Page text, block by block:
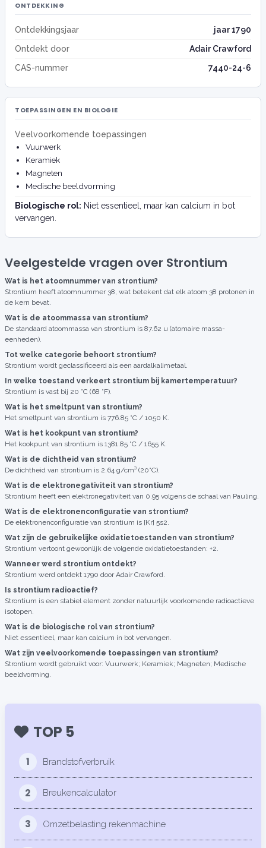
ONTDEKKING
Ontdekkingsjaar
jaar 1790
Ontdekt door
Adair Crawford
CAS-nummer
7440-24-6
TOEPASSINGEN EN BIOLOGIE
Veelvoorkomende toepassingen
Vuurwerk
Keramiek
Magneten
Medische beeldvorming
Biologische rol: Niet essentieel, maar kan calcium in bot
vervangen.
Veelgestelde vragen over Strontium
Wat is het atoomnummer van strontium?
Strontium heeft atoomnummer 38, wat betekent dat elk atoom 38 protonen in
de kern bevat.
Wat is de atoommassa van strontium?
De standaard atoommassa van strontium is 87.62 u (atomaire massa-
eenheden).
Tot welke categorie behoort strontium?
Strontium wordt geclassificeerd als een aardalkalimetaal.
In welke toestand verkeert strontium bij kamertemperatuur?
Strontium is vast bij 20 °C (68 °F).
Wat is het smeltpunt van strontium?
Het smeltpunt van strontium is 776.85 °C / 1050 K.
Wat is het kookpunt van strontium?
Het kookpunt van strontium is 1381.85 °C / 1655 K.
Wat is de dichtheid van strontium?
De dichtheid van strontium is 2.64 g/cm³ (20°C).
Wat is de elektronegativiteit van strontium?
Strontium heeft een elektronegativiteit van 0.95 volgens de schaal van Pauling.
Wat is de elektronenconfiguratie van strontium?
De elektronenconfiguratie van strontium is [Kr] 5s2.
Wat zijn de gebruikelijke oxidatietoestanden van strontium?
Strontium vertoont gewoonlijk de volgende oxidatietoestanden: +2.
Wanneer werd strontium ontdekt?
Strontium werd ontdekt 1790 door Adair Crawford.
Is strontium radioactief?
Strontium is een stabiel element zonder natuurlijk voorkomende radioactieve
isotopen.
Wat is de biologische rol van strontium?
Niet essentieel, maar kan calcium in bot vervangen.
Wat zijn veelvoorkomende toepassingen van strontium?
Strontium wordt gebruikt voor: Vuurwerk; Keramiek; Magneten; Medische
beeldvorming.
TOP 5
1 Brandstofverbruik
2 Breukencalculator
3 Omzetbelasting rekenmachine